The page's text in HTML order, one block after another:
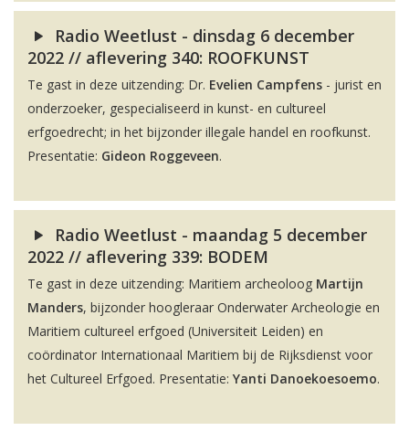
Radio Weetlust - dinsdag 6 december
2022 // aflevering 340: ROOFKUNST
Te gast in deze uitzending: Dr. Evelien Campfens - jurist en
onderzoeker, gespecialiseerd in kunst- en cultureel
erfgoedrecht; in het bijzonder illegale handel en roofkunst.
Presentatie: Gideon Roggeveen.
Radio Weetlust - maandag 5 december
2022 // aflevering 339: BODEM
Te gast in deze uitzending: Maritiem archeoloog Martijn
Manders, bijzonder hoogleraar Onderwater Archeologie en
Maritiem cultureel erfgoed (Universiteit Leiden) en
coördinator Internationaal Maritiem bij de Rijksdienst voor
het Cultureel Erfgoed. Presentatie: Yanti Danoekoesoemo.